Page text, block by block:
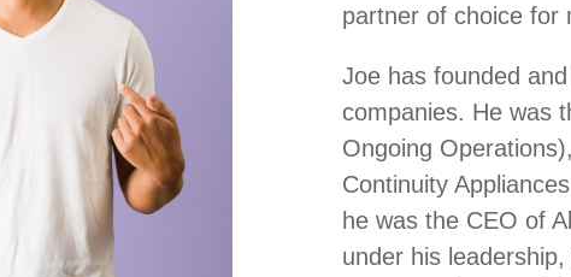
partner of choice for
Joe has founded
companies. He was
Ongoing
Continuity
he was the CEO of
under his